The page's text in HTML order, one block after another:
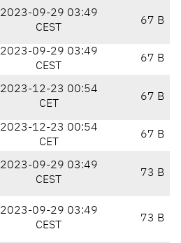
2023-09-29 03:49
CEST
67 B
2023-09-29 03:49
CEST
67 B
2023-12-23 00:54
CET
67 B
2023-12-23 00:54
CET
67 B
2023-09-29 03:49
CEST
73 B
2023-09-29 03:49
CEST
73 B